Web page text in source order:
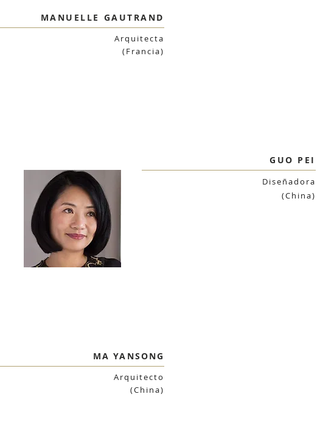
MANUELLE GAUTRAND
Arquitecta
(Francia)
GUO PEI
Diseñadora
(China)
MA YANSONG
Arquitecto
(China)